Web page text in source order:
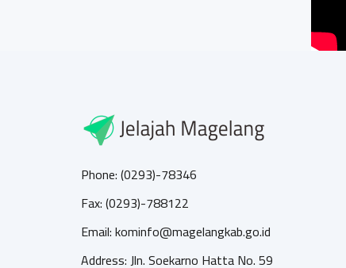
Phone: (0293)-78346
Fax: (0293)-788122
Email: kominfo@magelangkab.go.id
Address: Jln. Soekarno Hatta No. 59